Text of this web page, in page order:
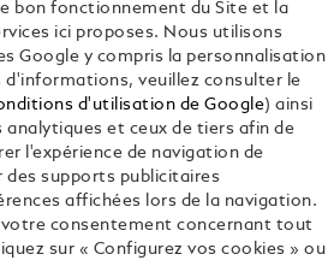
sont des
avant
bon fonctionnement du Site et la
ici proposes. Nous utilisons
Google y compris la personnalisation
d'informations, veuillez consulter le
d'utilisation de Google) ainsi
analytiques et ceux de tiers afin de
l'expérience de navigation de
des supports publicitaires
affichées lors de la navigation.
consentement concernant tout
sur « Configurez vos cookies » ou